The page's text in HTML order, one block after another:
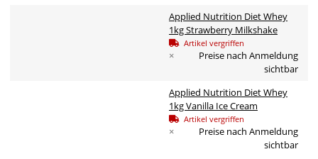
Applied Nutrition Diet Whey
1kg Strawberry Milkshake
Artikel vergriffen
×
Preise nach Anmeldung
sichtbar
Applied Nutrition Diet Whey
1kg Vanilla Ice Cream
Artikel vergriffen
×
Preise nach Anmeldung
sichtbar